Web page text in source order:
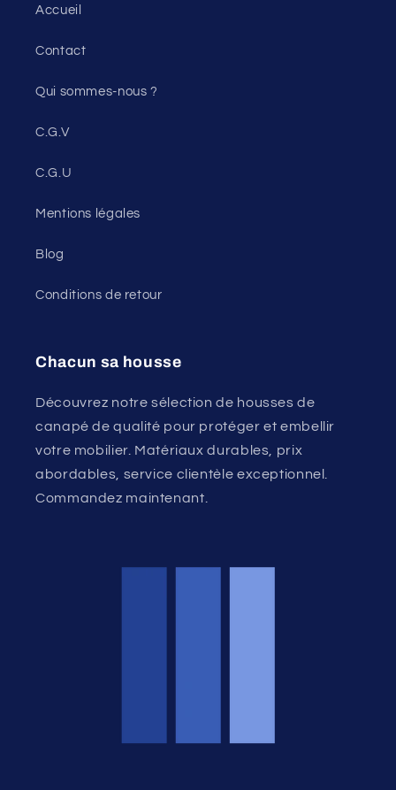
Accueil
Contact
Qui sommes-nous ?
C.G.V
C.G.U
Mentions légales
Blog
Conditions de retour
Chacun sa housse
Découvrez notre sélection de housses de
canapé de qualité pour protéger et embellir
votre mobilier. Matériaux durables, prix
abordables, service clientèle exceptionnel.
Commandez maintenant.